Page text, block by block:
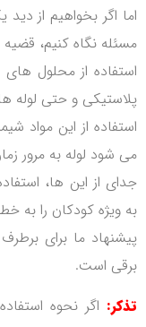
اما اگر بخواهیم از
مسئله نگاه کنیم،
استفاده از محلول
پلاستیکی و حتی لوله
استفاده از این مواد
می شود لوله به مرور
جدای از این ها،
به ویژه کودکان را به
پیشنهاد ما برای
برقی است.
تذکر: اگر نحوه